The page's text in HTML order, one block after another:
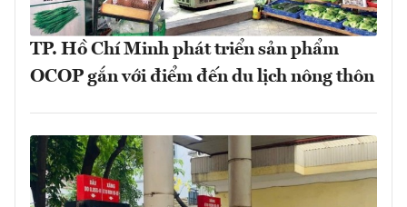
TP. Hồ Chí Minh phát triển sản phẩm
OCOP gắn với điểm đến du lịch nông thôn